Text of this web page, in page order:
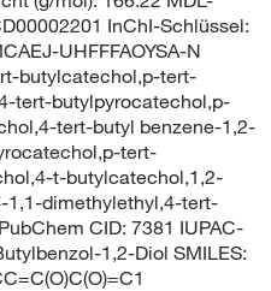
InChI-Schlüssel:
UHFFFAOYSA-N
butylcatechol,p-tert-
tert-butylpyrocatechol,p-
tert-butyl benzene-1,2-
tert-
t-butylcatechol,1,2-
1,1-dimethylethyl,4-tert-
CID: 7381 IUPAC-
1,2-Diol SMILES: